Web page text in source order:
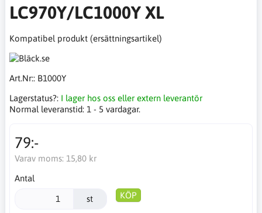
LC970Y/LC1000Y XL
Kompatibel produkt (ersättningsartikel)
Art.Nr:: B1000Y
Lagerstatus?: I lager hos oss eller extern leverantör
Normal leveranstid: 1 - 5 vardagar.
79:-
Varav moms: 15,80 kr
Antal
st KÖP